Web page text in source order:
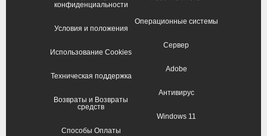
конфиденциальности
Условия и положения
Использование Cookies
Техническая поддержка
Возвраты и Возвраты
средств
Способы Оплаты
Операционные системы
Сервер
Adobe
Антивирус
Windows 11